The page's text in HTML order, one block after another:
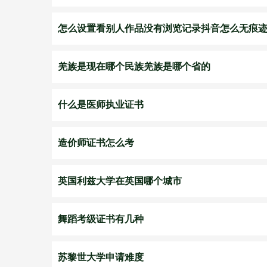
怎么设置看别人作品没有浏览记录抖音怎么无痕
羌族是现在哪个民族羌族是哪个省的
什么是医师执业证书
造价师证书怎么考
英国利兹大学在英国哪个城市
舞蹈考级证书有几种
苏黎世大学申请难度